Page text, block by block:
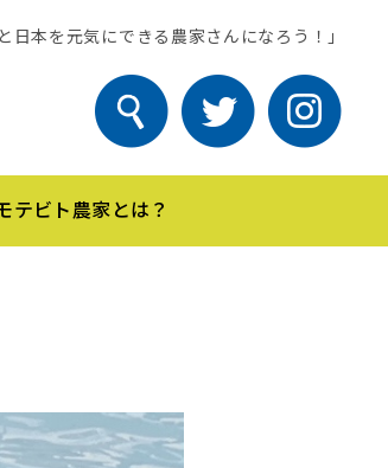
日本を元気にできる農家さんになろう！」
テビト農家とは？